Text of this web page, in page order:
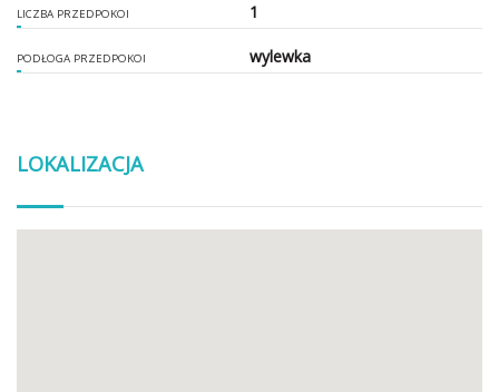
LICZBA PRZEDPOKOI 1
PODŁOGA PRZEDPOKOI wylewka
LOKALIZACJA